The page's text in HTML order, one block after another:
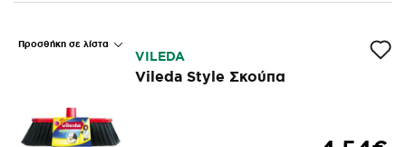
Προσθήκη σε λίστα
VILEDA
Vileda Style Σκούπα